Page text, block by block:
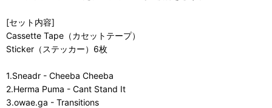
[セット内容]
Cassette Tape（カセットテープ）
Sticker（ステッカー）6枚
1.Sneadr - Cheeba Cheeba
2.Herma Puma - Cant Stand It
3.owae.ga - Transitions